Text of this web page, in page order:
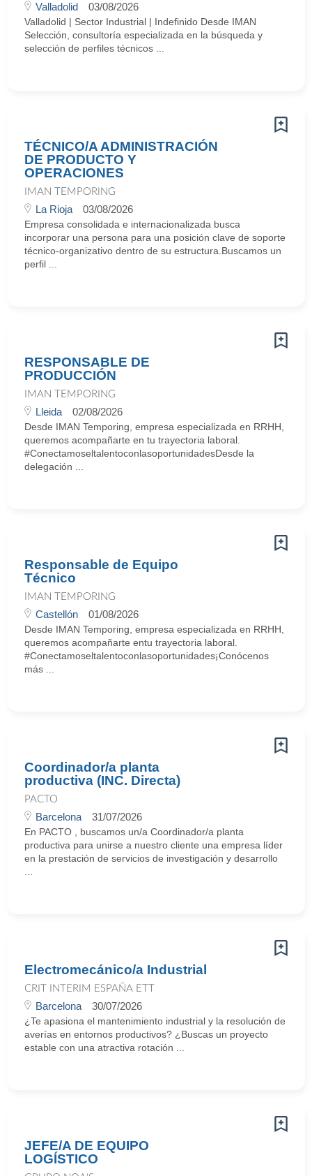
Valladolid 03/08/2026
Valladolid | Sector Industrial | Indefinido Desde IMAN
Selección, consultoría especializada en la búsqueda y
selección de perfiles técnicos ...
TÉCNICO/A ADMINISTRACIÓN
DE PRODUCTO Y
OPERACIONES
IMAN TEMPORING
La Rioja 03/08/2026
Empresa consolidada e internacionalizada busca
incorporar una persona para una posición clave de soporte
técnico-organizativo dentro de su estructura.Buscamos un
perfil ...
RESPONSABLE DE
PRODUCCIÓN
IMAN TEMPORING
Lleida 02/08/2026
Desde IMAN Temporing, empresa especializada en RRHH,
queremos acompañarte en tu trayectoria laboral.
#ConectamoseltalentoconlasoportunidadesDesde la
delegación ...
Responsable de Equipo
Técnico
IMAN TEMPORING
Castellón 01/08/2026
Desde IMAN Temporing, empresa especializada en RRHH,
queremos acompañarte entu trayectoria laboral.
#Conectamoseltalentoconlasoportunidades¡Conócenos
más ...
Coordinador/a planta
productiva (INC. Directa)
PACTO
Barcelona 31/07/2026
En PACTO , buscamos un/a Coordinador/a planta
productiva para unirse a nuestro cliente una empresa líder
en la prestación de servicios de investigación y desarrollo
Electromecánico/a Industrial
CRIT INTERIM ESPAÑA ETT
Barcelona 30/07/2026
¿Te apasiona el mantenimiento industrial y la resolución de
averías en entornos productivos? ¿Buscas un proyecto
estable con una atractiva rotación ...
JEFE/A DE EQUIPO
LOGÍSTICO